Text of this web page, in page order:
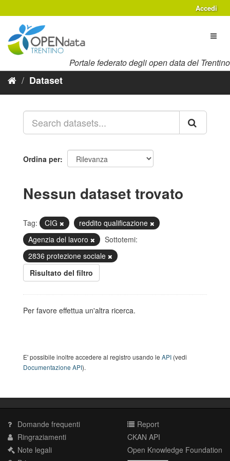
al
contenuto
Accedi
Portale federato degli open data del Trentino
Dataset
Ordina per
Nessun dataset trovato
Tag: CIG
reddito qualificazione
Agenzia del lavoro
Sottotemi:
2836 protezione sociale
Risultato del filtro
Per favore effettua un'altra ricerca.
E' possibile inoltre accedere al registro usando le API (vedi
Documentazione API).
Domande frequenti
Ringraziamenti
Note legali
Report
CKAN API
Open Knowledge Foundation